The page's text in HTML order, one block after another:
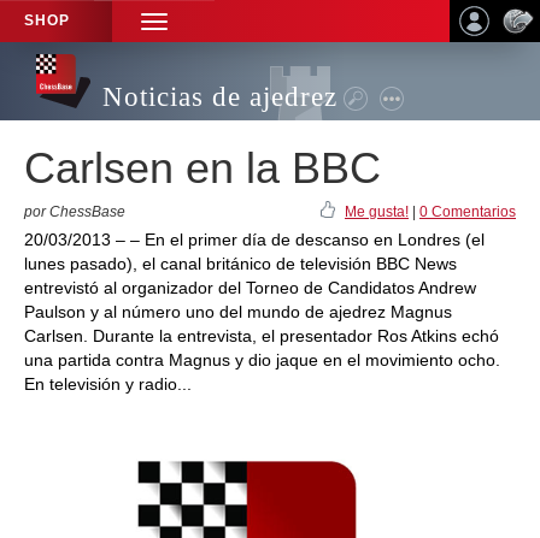
SHOP
TOGGLE
NAVIGATION
Noticias de ajedrez
Carlsen en la BBC
por ChessBase Me gusta! 0 Comentarios
20/03/2013 – – En el primer día de descanso en Londres (el
lunes pasado), el canal británico de televisión BBC News
entrevistó al organizador del Torneo de Candidatos Andrew
Paulson y al número uno del mundo de ajedrez Magnus
Carlsen. Durante la entrevista, el presentador Ros Atkins echó
una partida contra Magnus y dio jaque en el movimiento ocho.
En televisión y radio...